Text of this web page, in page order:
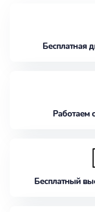
Бесплатная
Работаем
Бесплатный